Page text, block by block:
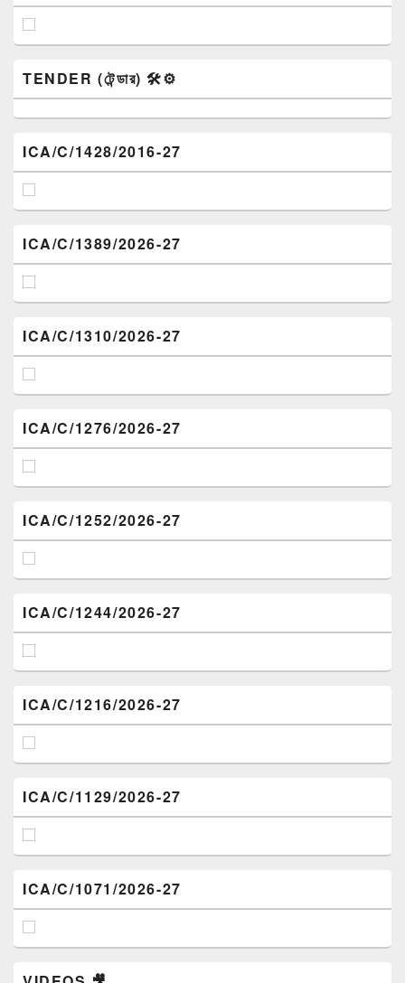
TENDER (টেন্ডার) 🛠️⚙️
ICA/C/1428/2016-27
ICA/C/1389/2026-27
ICA/C/1310/2026-27
ICA/C/1276/2026-27
ICA/C/1252/2026-27
ICA/C/1244/2026-27
ICA/C/1216/2026-27
ICA/C/1129/2026-27
ICA/C/1071/2026-27